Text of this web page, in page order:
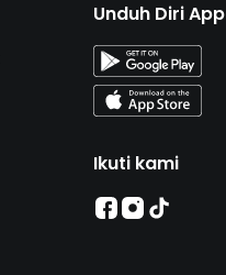
Unduh Diri App
Ikuti kami